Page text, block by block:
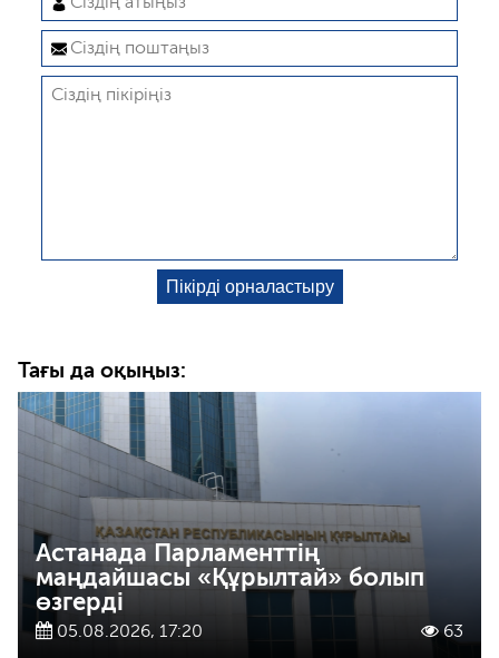
Тағы да оқыңыз:
Астанада Парламенттің
маңдайшасы «Құрылтай» болып
өзгерді
05.08.2026, 17:20 63